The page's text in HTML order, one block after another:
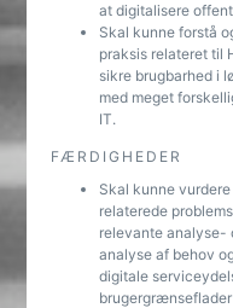
at digitalisere
Skal kunne forstå
praksis relateret til
sikre brugbarhed i
med meget
IT.
FÆRDIGHEDER
Skal kunne
relaterede
relevante analyse-
analyse af behov
digitale